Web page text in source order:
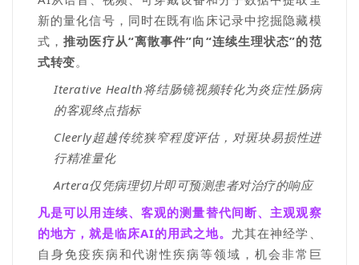
新的量化信号，同时在既有临床记录中挖掘隐藏模
式，推动医疗从“离散事件”向“连续生理状态”的范
式转变。
Iterative Health将结肠镜视频转化为炎症性肠病
的客观终点指标
Cleerly超越传统狭窄程度评估，对斑块易损性进
行精准量化
Artera仅凭病理切片即可预测患者对治疗的响应
凡是可以用连续、客观的测量替代间断、主观观察
的地方，就是临床AI的用武之地。 尤其在神经学、
自身免疫疾病和代谢性疾病等领域，机会非常 巨